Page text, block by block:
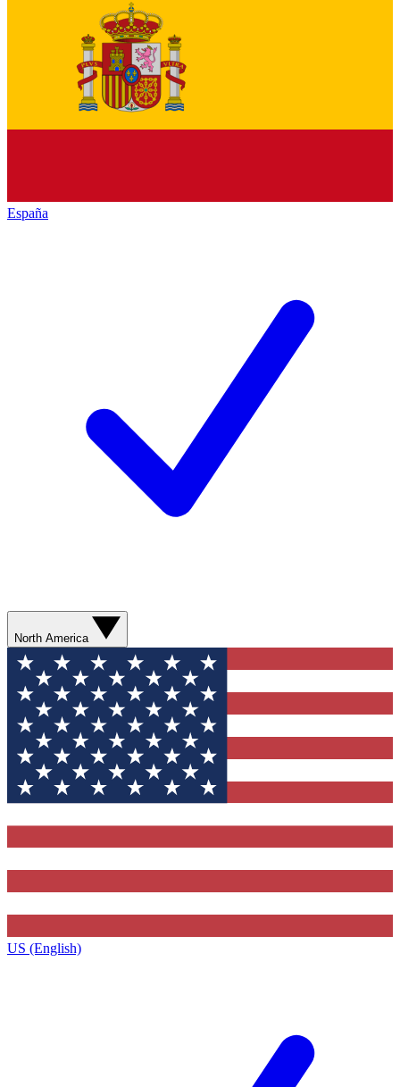
España
North America
US (English)